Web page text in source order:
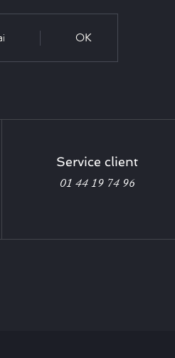
OK
Service client
01 44 19 74 96